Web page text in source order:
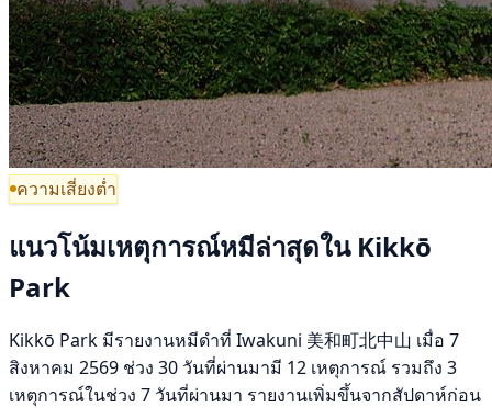
ความเสี่ยงต่ำ
แนวโน้มเหตุการณ์หมีล่าสุดใน Kikkō
Park
Kikkō Park มีรายงานหมีดำที่ Iwakuni 美和町北中山 เมื่อ 7
สิงหาคม 2569 ช่วง 30 วันที่ผ่านมามี 12 เหตุการณ์ รวมถึง 3
เหตุการณ์ในช่วง 7 วันที่ผ่านมา รายงานเพิ่มขึ้นจากสัปดาห์ก่อน